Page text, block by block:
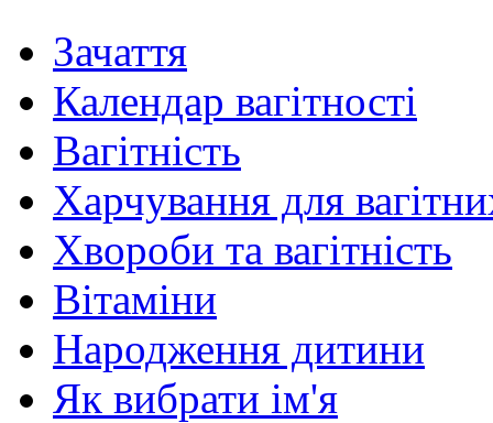
Зачаття
Календар вагітності
Вагітність
Харчування для
Хвороби та вагітність
Вітаміни
Народження дитини
Як вибрати ім'я